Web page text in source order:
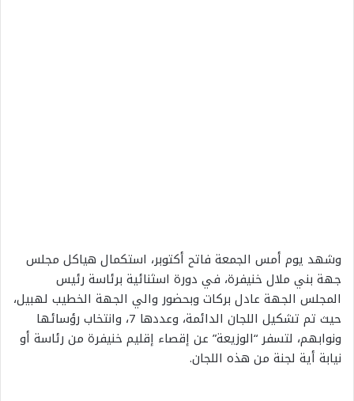
وشهد يوم أمس الجمعة فاتح أكتوبر، استكمال هياكل مجلس
جهة بني ملال خنيفرة، في دورة اسثنائية برئاسة رئيس
المجلس الجهة عادل بركات وبحضور والي الجهة الخطيب لهبيل،
حيث تم تشكيل اللجان الدائمة، وعددها 7، وانتخاب رؤسائها
ونوابهم، لتسفر “الوزيعة” عن إقصاء إقليم خنيفرة من رئاسة أو
نيابة أية لجنة من هذه اللجان.